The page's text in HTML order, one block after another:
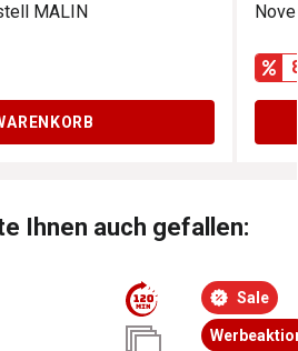
MALIN
Ihnen auch gefallen:
Sale